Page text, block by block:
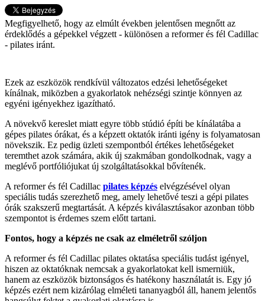
Megfigyelhető, hogy az elmúlt években jelentősen megnőtt az
érdeklődés a gépekkel végzett - különösen a reformer és fél Cadillac
- pilates iránt.
Ezek az eszközök rendkívül változatos edzési lehetőségeket
kínálnak, miközben a gyakorlatok nehézségi szintje könnyen az
egyéni igényekhez igazítható.
A növekvő kereslet miatt egyre több stúdió építi be kínálatába a
gépes pilates órákat, és a képzett oktatók iránti igény is folyamatosan
növekszik. Ez pedig üzleti szempontból értékes lehetőségeket
teremthet azok számára, akik új szakmában gondolkodnak, vagy a
meglévő portfóliójukat új szolgáltatásokkal bővítenék.
A reformer és fél Cadillac pilates képzés elvégzésével olyan
speciális tudás szerezhető meg, amely lehetővé teszi a gépi pilates
órák szakszerű megtartását. A képzés kiválasztásakor azonban több
szempontot is érdemes szem előtt tartani.
Fontos, hogy a képzés ne csak az elméletről szóljon
A reformer és fél Cadillac pilates oktatása speciális tudást igényel,
hiszen az oktatóknak nemcsak a gyakorlatokat kell ismerniük,
hanem az eszközök biztonságos és hatékony használatát is. Egy jó
képzés ezért nem kizárólag elméleti tananyagból áll, hanem jelentős